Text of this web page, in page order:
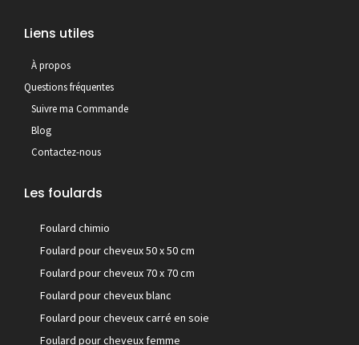
Liens utiles
À propos
Questions fréquentes
Suivre ma Commande
Blog
Contactez-nous
Les foulards
Foulard chimio
Foulard pour cheveux 50 x 50 cm
Foulard pour cheveux 70 x 70 cm
Foulard pour cheveux blanc
Foulard pour cheveux carré en soie
Foulard pour cheveux femme